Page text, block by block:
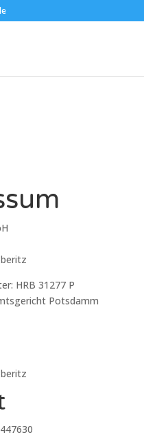
HRB 31277 P
Potsdamm